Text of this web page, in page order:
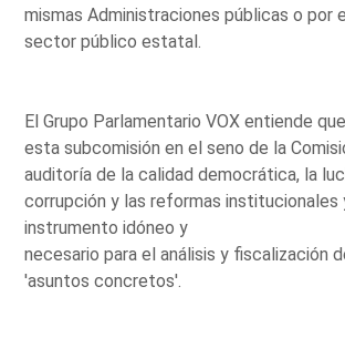
mismas Administraciones públicas o por
sector público estatal.
El Grupo Parlamentario VOX entiende
esta subcomisión en el seno de la
auditoría de la calidad democrática, la
corrupción y las reformas institucionales
instrumento idóneo y
necesario para el análisis y fiscalización
'asuntos concretos'.